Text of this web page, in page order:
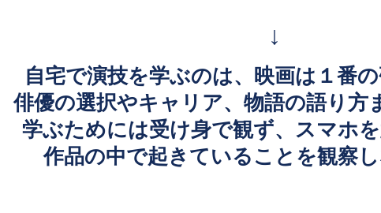
↓
自宅で演技を学ぶのは、映画は１番の
俳優の選択やキャリア、物語の語り方
学ぶためには受け身で観ず、スマホを
作品の中で起きていることを観察